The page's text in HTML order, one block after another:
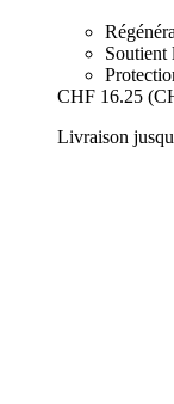
Soutient
CHF 16.25
Livraison